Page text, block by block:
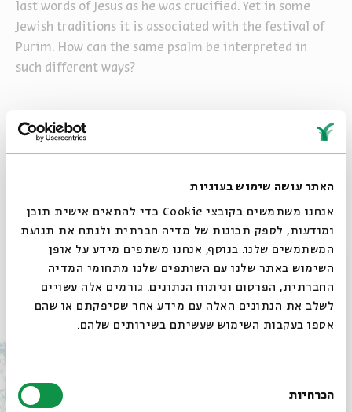
האתר עושה שימוש בעוגיות
אנחנו משתמשים בקובצי Cookie כדי להתאים אישית תוכן
ומודעות, לספק תכונות של מדיה חברתית ולנתח את תנועת
המשתמשים שלנו. בנוסף, אנחנו משתפים מידע על אופן
השימוש באתר שלנו עם השותפים שלנו מתחומי המדיה
החברתית, הפרסום וניתוח הנתונים. גורמים אלה עשויים
לשלב את הנתונים האלה עם מידע אחר שסיפקתם או שהם
אספו בעקבות השימוש שעשיתם בשירותים שלהם.
הסכמה
הכרחיות
last words of Jesus as he was crucified. Yet in some
Jewish traditions it is associated with the festival of
Purim. How can the same psalm be interpreted in
such different ways?
Share
Sign up for similar events
Watch the recording of the event here >>
Other events in the series
סגור